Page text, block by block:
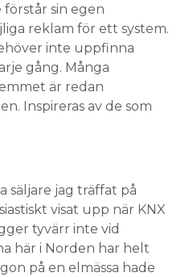
sin egen
reklam för ett system.
inte uppfinna
gång. Många
är redan
Inspireras av de som
säljare jag träffat på
visat upp när KNX
tyvärr inte vid
här i Norden har helt
på en elmässa hade